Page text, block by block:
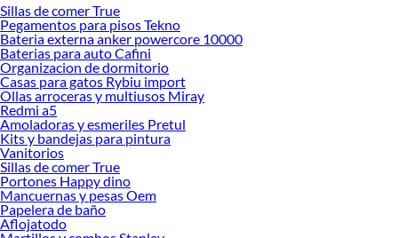
blanco, gris o negro, hasta propuestas más modernas en madera, acrílico o
metal. También existen acabados minimalistas, industriales o decorativos,
ideales para combinar con el ambiente de tu oficina o estudio.
Elegir el organizador de escritorio adecuado depende del tipo de objetos que
necesitas tener a mano. Si trabajas con papelería, una opción con
compartimentos específicos puede ayudarte a mantener todo en orden. Para
quienes usan dispositivos electrónicos, hay modelos que incluyen espacios para
cables, cargadores o tablets. También es útil considerar si prefieres algo fijo o
una solución portátil que puedas mover según el momento o el lugar.
Explora nuestras colecciones disponibles y descubre cuál se adapta mejor a ti.
Conoce más sobre sus beneficios y crea un entorno más funcional, limpio y
agradable para trabajar o estudiar.
Sillas de comer True
Pegamentos para pisos Tekno
Bateria externa anker powercore 10000
Baterias para auto Cafini
Organizacion de dormitorio
Casas para gatos Rybiu import
Ollas arroceras y multiusos Miray
Redmi a5
Amoladoras y esmeriles Pretul
Kits y bandejas para pintura
Vanitorios
Sillas de comer True
Portones Happy dino
Mancuernas y pesas Oem
Papelera de baño
Aflojatodo